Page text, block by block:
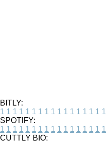
BITLY:
1 1 1 1 1 1 1 1 1 1 1 1 1 1 1 1 1
SPOTIFY:
1 1 1 1 1 1 1 1 1 1 1 1 1 1 1 1 1
CUTTLY BIO: